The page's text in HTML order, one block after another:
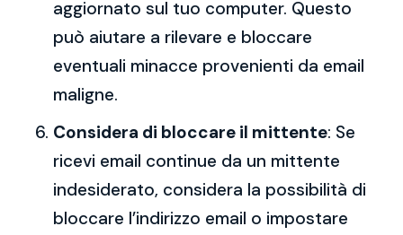
aggiornato sul tuo computer. Questo
può aiutare a rilevare e bloccare
eventuali minacce provenienti da email
maligne.
Considera di bloccare il mittente: Se
ricevi email continue da un mittente
indesiderato, considera la possibilità di
bloccare l’indirizzo email o impostare